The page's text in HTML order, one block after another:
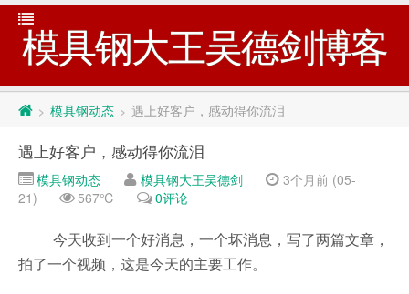
模具钢大王吴德剑博客
> 模具钢动态 > 遇上好客户，感动得你流泪
遇上好客户，感动得你流泪
模具钢动态 模具钢大王吴德剑
3个月前 (05-
21)
567℃ 0评论
今天收到一个好消息，一个坏消息，写了两篇文章，
拍了一个视频，这是今天的主要工作。